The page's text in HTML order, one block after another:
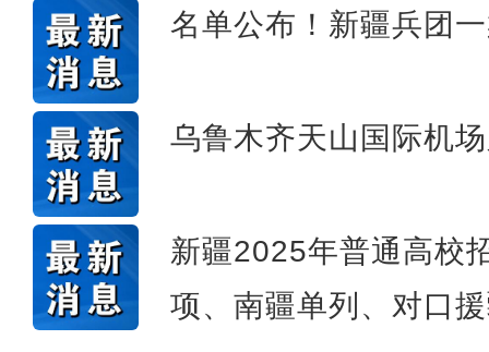
名单公布！新疆兵团
乌鲁木齐天山国际机
新疆2025年普通高校
项、南疆单列、对口